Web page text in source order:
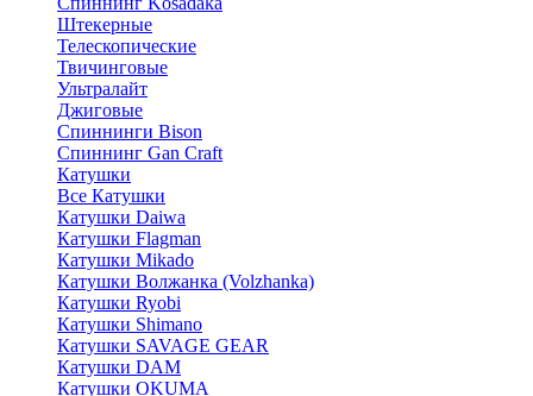
Штекерные
Телескопические
Твичинговые
Ультралайт
Джиговые
Спиннинги Bison
Спиннинг Gan Craft
Катушки
Все Катушки
Катушки Daiwa
Катушки Flagman
Катушки Mikado
Катушки Волжанка (Volzhanka)
Катушки Ryobi
Катушки Shimano
Катушки SAVAGE GEAR
Катушки DAM
Катушки OKUMA